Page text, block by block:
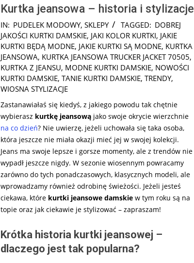
Kurtka jeansowa – historia i stylizacje
2025-
03-
17
IN: PUDELEK MODOWY, SKLEPY TAGGED: DOBREJ
JAKOŚCI KURTKI DAMSKIE, JAKI KOLOR KURTKI, JAKIE
KURTKI BĘDĄ MODNE, JAKIE KURTKI SĄ MODNE, KURTKA
JEANSOWA, KURTKA JEANSOWA TRUCKER JACKET 70505,
KURTKA Z JEANSU, MODNE KURTKI DAMSKIE, NOWOŚCI
KURTKI DAMSKIE, TANIE KURTKI DAMSKIE, TRENDY,
WIOSNA STYLIZACJE
Zastanawiałaś się kiedyś, z jakiego powodu tak chętnie
wybierasz kurtkę jeansową jako swoje okrycie wierzchnie
na co dzień? Nie uwierzę, jeżeli uchowała się taka osoba,
która jeszcze nie miała okazji mieć jej w swojej kolekcji.
Jeans ma swoje lepsze i gorsze momenty, ale z trendów nie
wypadł jeszcze nigdy. W sezonie wiosennym powracamy
zarówno do tych ponadczasowych, klasycznych modeli, ale
wprowadzamy również odrobinę świeżości. Jeżeli jesteś
ciekawa, które kurtki jeansowe damskie w tym roku są na
topie oraz jak ciekawie je stylizować – zapraszam!
Krótka historia kurtki jeansowej –
dlaczego jest tak popularna?